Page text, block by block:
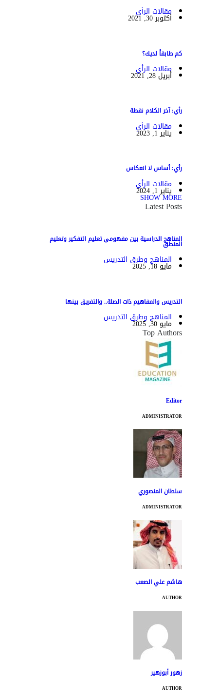
مقالات الرأي
أكتوبر 30, 2021
كم طابقاً لديك؟
مقالات الرأي
أبريل 28, 2021
رأي: آخر الكلام نقطة
مقالات الرأي
يناير 1, 2023
رأي: أساس لا انعكاس
مقالات الرأي
يناير 1, 2024
SHOW MORE
Latest Posts
المناهج الدراسية بين مفهومي تعليم التفكير وتعليم
المنطق
المناهج وطرق التدريس
مايو 18, 2025
التدريس والمفاهيم ذات الصلة.. والتفريق بينها
المناهج وطرق التدريس
مايو 30, 2025
Top Authors
Editor
ADMINISTRATOR
سلطان المنصوري
ADMINISTRATOR
هاشم علي الصعب
AUTHOR
زهور أبوزهير
AUTHOR